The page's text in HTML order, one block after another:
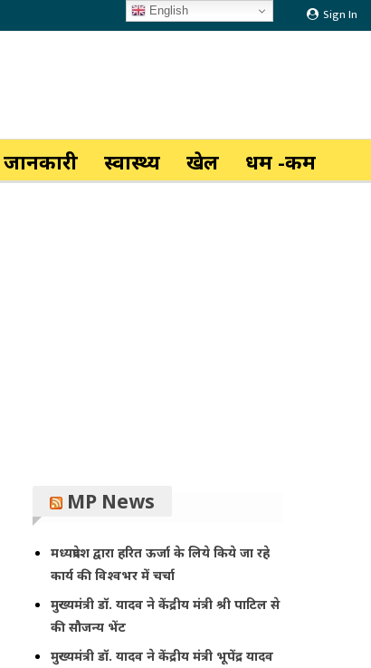
Sign In
जानकारी स्वास्थ्य खेल धर्म -कर्म
MP News
मध्यप्रदेश द्वारा हरित ऊर्जा के लिये किये जा रहे
कार्य की विश्वभर में चर्चा
मुख्यमंत्री डॉ. यादव ने केंद्रीय मंत्री श्री पाटिल से
की सौजन्य भेंट
मुख्यमंत्री डॉ. यादव ने केंद्रीय मंत्री भूपेंद्र यादव
English